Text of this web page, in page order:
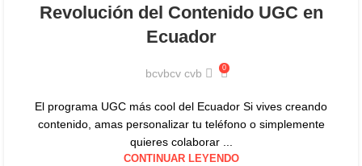
Revolución del Contenido UGC en
Ecuador
bcvbcv cvb 0
El programa UGC más cool del Ecuador Si vives creando
contenido, amas personalizar tu teléfono o simplemente
quieres colaborar ...
CONTINUAR LEYENDO